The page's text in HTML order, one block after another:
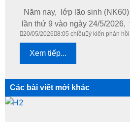
Năm nay, lớp lão sinh
lần thứ 9 vào ngày 24/5/2026,
20/05/2026 8:05 chiều ý kiến phản
Xem tiếp...
Các bài viết mới khác